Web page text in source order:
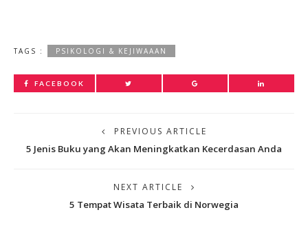
TAGS : PSIKOLOGI & KEJIWAAAN
FACEBOOK
PREVIOUS ARTICLE
5 Jenis Buku yang Akan Meningkatkan Kecerdasan Anda
NEXT ARTICLE
5 Tempat Wisata Terbaik di Norwegia